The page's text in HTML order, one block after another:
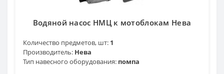
Водяной насос НМЦ к мотоблокам Нева
Количество предметов, шт: 1
Производитель: Нева
Тип навесного оборудования: помпа